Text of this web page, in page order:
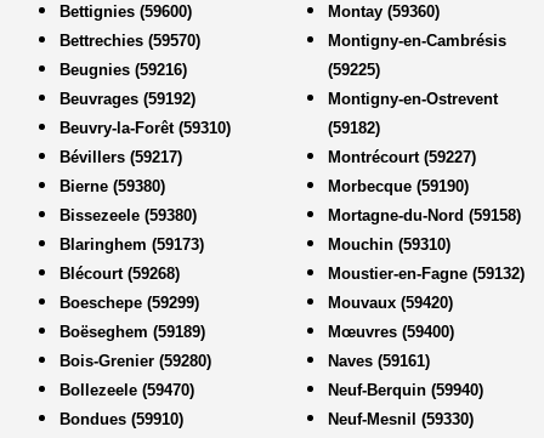
Bettignies (59600)
Bettrechies (59570)
Beugnies (59216)
Beuvrages (59192)
Beuvry-la-Forêt (59310)
Bévillers (59217)
Bierne (59380)
Bissezeele (59380)
Blaringhem (59173)
Blécourt (59268)
Boeschepe (59299)
Boëseghem (59189)
Bois-Grenier (59280)
Bollezeele (59470)
Bondues (59910)
Montay (59360)
Montigny-en-Cambrésis
(59225)
Montigny-en-Ostrevent
(59182)
Montrécourt (59227)
Morbecque (59190)
Mortagne-du-Nord (59158)
Mouchin (59310)
Moustier-en-Fagne (59132)
Mouvaux (59420)
Mœuvres (59400)
Naves (59161)
Neuf-Berquin (59940)
Neuf-Mesnil (59330)